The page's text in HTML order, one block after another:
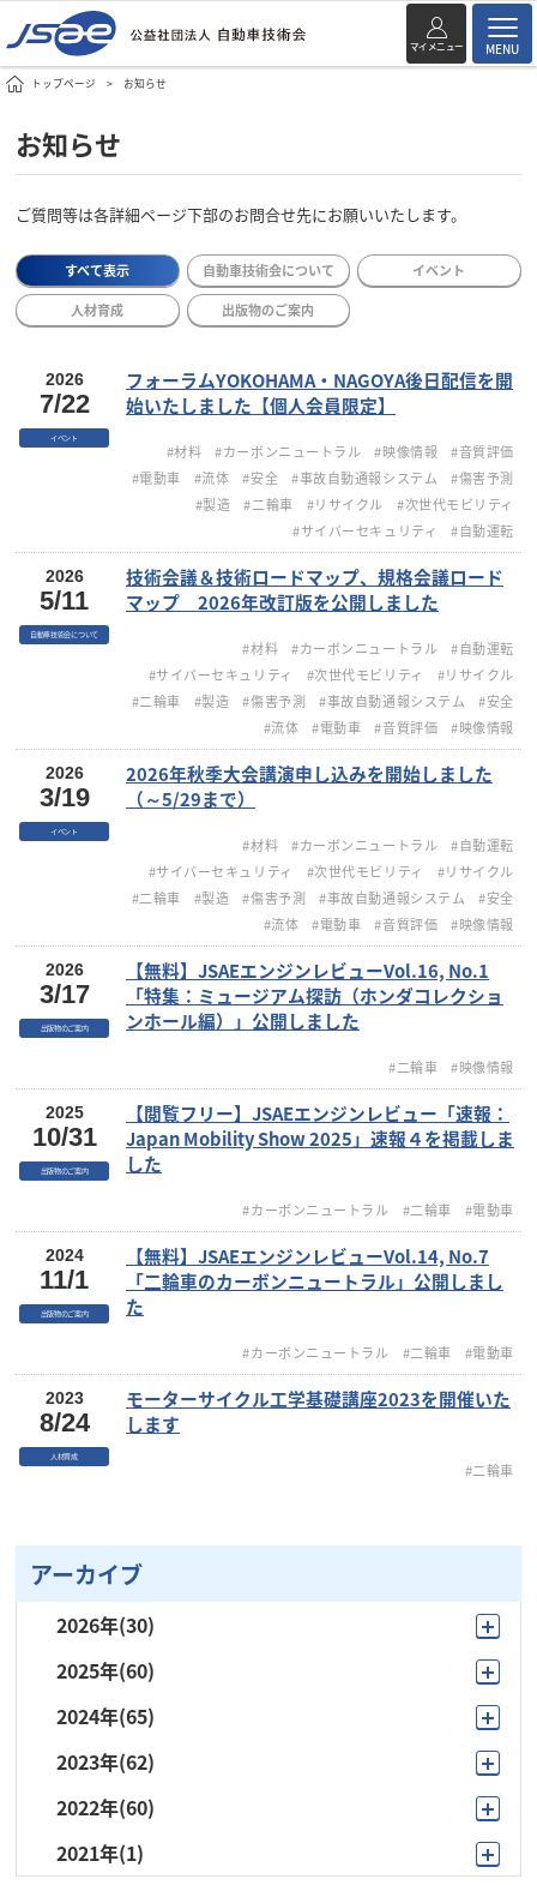
マイメニュー MENU
トップページ お知らせ
お知らせ
ご質問等は各詳細ページ下部のお問合せ先にお願いいたします。
すべて表示 自動車技術会について イベント
人材育成 出版物のご案内
フォーラムYOKOHAMA・NAGOYA後日配信を開
始いたしました【個人会員限定】
#材料 #カーボンニュートラル #映像情報
#音質評価
#電動車
#流体 #安全 #事故自動通報システム
#傷害予測
#製造
#二輪車 #リサイクル
#次世代モビリティ
#サイバーセキュリティ
#自動運転
2026
7/22
イベント
技術会議＆技術ロードマップ、規格会議ロード
マップ 2026年改訂版を公開しました
#材料 #カーボンニュートラル
#自動運転
#サイバーセキュリティ
#次世代モビリティ
#リサイクル
#二輪車
#製造 #傷害予測 #事故自動通報システム
#安全
#流体
#電動車 #音質評価 #映像情報
2026
5/11
自動車技術会について
2026年秋季大会講演申し込みを開始しました
（～5/29まで）
#材料 #カーボンニュートラル
#自動運転
#サイバーセキュリティ
#次世代モビリティ
#リサイクル
#二輪車
#製造 #傷害予測 #事故自動通報システム
#安全
#流体
#電動車 #音質評価 #映像情報
2026
3/19
イベント
【無料】JSAEエンジンレビューVol.16, No.1
「特集：ミュージアム探訪（ホンダコレクショ
ンホール編）」公開しました
#二輪車 #映像情報
2026
3/17
出版物のご案内
【閲覧フリー】JSAEエンジンレビュー「速報：
Japan Mobility Show 2025」速報４を掲載しま
した
#カーボンニュートラル #二輪車 #電動車
2025
10/31
出版物のご案内
【無料】JSAEエンジンレビューVol.14, No.7
「二輪車のカーボンニュートラル」公開しまし
た
#カーボンニュートラル #二輪車 #電動車
2024
11/1
出版物のご案内
モーターサイクル工学基礎講座2023を開催いた
します
#二輪車
2023
8/24
人材育成
アーカイブ
2026年(30)
8月(5)
7月(6)
6月(1)
5月(4)
4月(5)
2025年(60)
12月(4)
11月(3)
10月(9)
9月(15)
2024年(65)
12月(2)
11月(5)
10月(4)
2023年(62)
12月(4)
11月(5)
2022年(60)
12月(10)
2021年(1)